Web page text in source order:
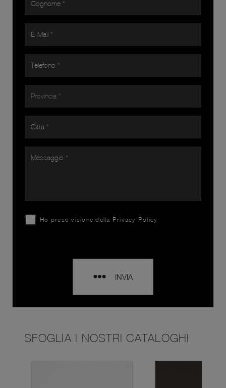
Ho preso visione della Privacy Policy
INVIA
SFOGLIA I NOSTRI CATALOGHI